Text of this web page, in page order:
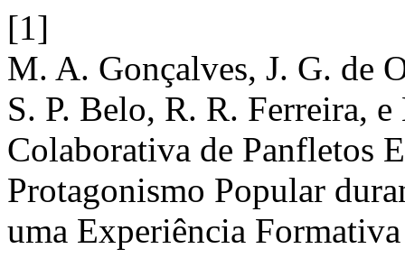
[1]
M. A. Gonçalves, J. G. de
S. P. Belo, R. R. Ferreira,
Colaborativa de Panfletos
Protagonismo Popular
uma Experiência